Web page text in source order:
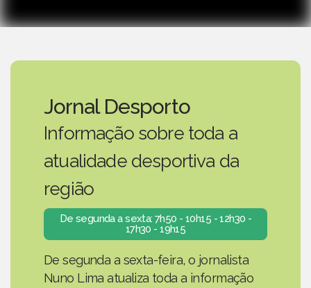
Jornal Desporto
Informação sobre toda a
atualidade desportiva da
região
De segunda a sexta: 7h50 - 10h15 - 12h30 -
17h30 - 19h15
De segunda a sexta-feira, o jornalista
Nuno Lima atualiza toda a informação